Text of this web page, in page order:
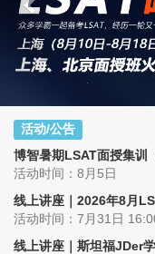
活动/公告
博智暑期LSAT面授集训
活动时间：8月5日
线上讲座｜2026年8月
活动时间：7月31日
线上讲座｜斯坦福JDer